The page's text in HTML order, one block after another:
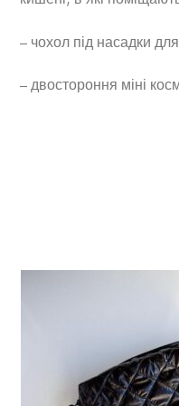
– чохол під насадки
– двостороння міні